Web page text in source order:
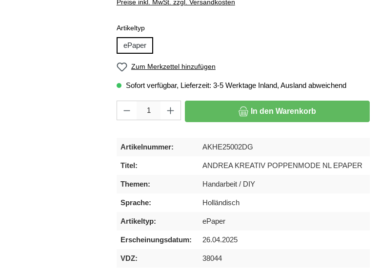
Preise inkl. MwSt. zzgl. Versandkosten
Artikeltypauswählen
ePaper
Zum Merkzettel hinzufügen
Sofort verfügbar, Lieferzeit: 3-5 Werktage Inland, Ausland abweichend
Produkt Anzahl: Gib den gewünschten Wert ein oder benutze die Schaltflächen um
In den Warenkorb
Artikelnummer: AKHE25002DG
Titel: ANDREA KREATIV POPPENMODE NL EPAPER
Themen: Handarbeit / DIY
Sprache: Holländisch
Artikeltyp: ePaper
Erscheinungsdatum: 26.04.2025
VDZ: 38044